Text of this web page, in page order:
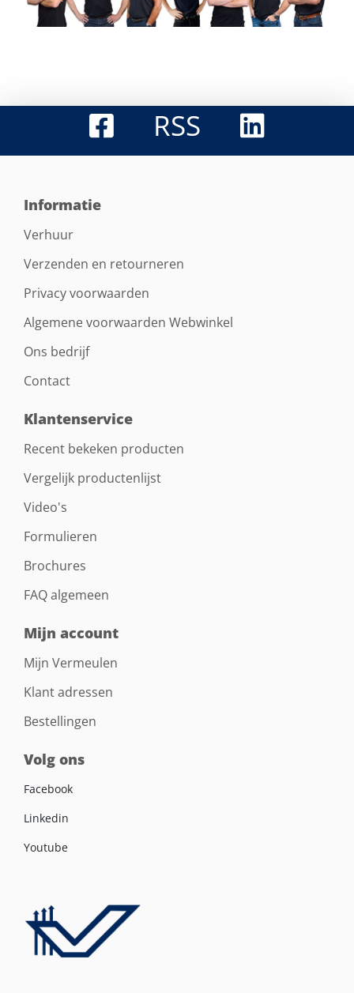
RSS
Informatie
Verhuur
Verzenden en retourneren
Privacy voorwaarden
Algemene voorwaarden Webwinkel
Ons bedrijf
Contact
Klantenservice
Recent bekeken producten
Vergelijk productenlijst
Video's
Formulieren
Brochures
FAQ algemeen
Mijn account
Mijn Vermeulen
Klant adressen
Bestellingen
Volg ons
Facebook
Linkedin
Youtube